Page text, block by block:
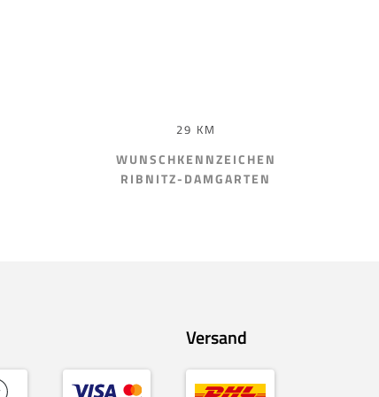
29 KM
WUNSCHKENNZEICHEN
RIBNITZ-DAMGARTEN
Versand